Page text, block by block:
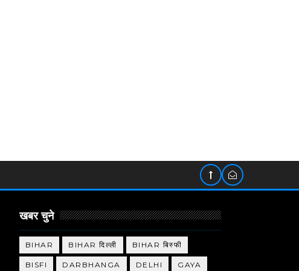
खबर चुने
BIHAR BIHAR दिल्ली BIHAR बिस्फी
BISFI DARBHANGA DELHI GAYA